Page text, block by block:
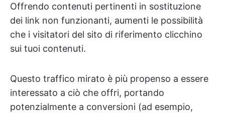
Offrendo contenuti pertinenti in sostituzione
dei link non funzionanti, aumenti le possibilità
che i visitatori del sito di riferimento clicchino
sui tuoi contenuti.
Questo traffico mirato è più propenso a essere
interessato a ciò che offri, portando
potenzialmente a conversioni (ad esempio,